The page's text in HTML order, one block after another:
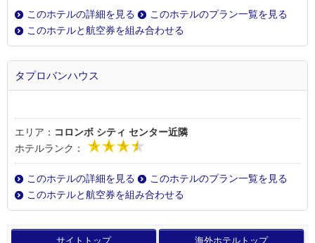
このホテルの詳細を見る
このホテルのプラン一覧を見る
このホテルと航空券を組み合わせる
タプロバンハウス
エリア： コロンボ シティ センター近隣
ホテルランク：
このホテルの詳細を見る
このホテルのプラン一覧を見る
このホテルと航空券を組み合わせる
サイトトップ 海外ホテルトップ